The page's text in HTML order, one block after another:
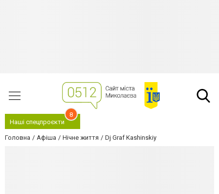
Наші спецпроєкти
8
Головна Афіша Нічне життя Dj Graf Kashinskiy